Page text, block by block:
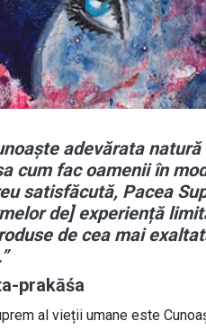
adevărata natură
cum fac oamenii în
satisfăcută, Pacea
de] experiență
de cea mai
prakāśa
al vieții umane este